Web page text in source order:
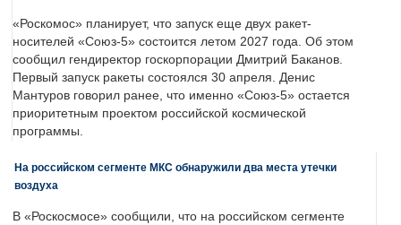
«Роскомос» планирует, что запуск еще двух ракет-
носителей «Союз-5» состоится летом 2027 года. Об этом
сообщил гендиректор госкорпорации Дмитрий Баканов.
Первый запуск ракеты состоялся 30 апреля. Денис
Мантуров говорил ранее, что именно «Союз-5» остается
приоритетным проектом российской космической
программы.
На российском сегменте МКС обнаружили два места утечки
воздуха
В «Роскосмосе» сообщили, что на российском сегменте